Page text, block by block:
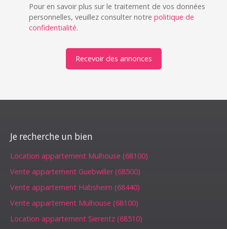
Pour en savoir plus sur le traitement de vos données
personnelles, veuillez consulter notre politique de
confidentialité.
Recevoir des annonces
Je recherche un bien
Location appartement Mulhouse (68100)
Vente appartement Guebwiller (68500)
Vente appartement Habsheim (68440)
Vente appartement Mulhouse (68100)
Location appartement Sierentz (68510)